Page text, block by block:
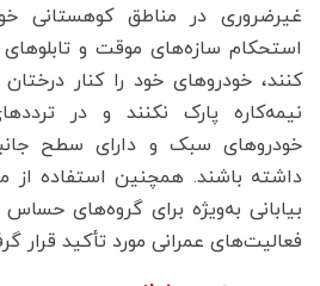
غیرضروری در مناطق کوهستانی
استحکام سازه‌های موقت و
کنند، خودروهای خود را کنار
نیمه‌کاره پارک نکنند و در
خودروهای سبک و دارای سطح
داشته باشند. همچنین استفاده از
بیابانی به‌ویژه برای گروه‌های
فعالیت‌های عمرانی مورد تأکید قرار